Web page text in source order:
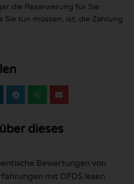
die Reservierung für Sie
Sie tun müssen, ist, die Zahlung
dieses
Bewertungen von
mit DFDS lesen.